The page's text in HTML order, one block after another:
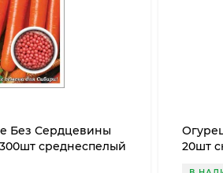
Без Сердцевины
среднеспелый
20шт